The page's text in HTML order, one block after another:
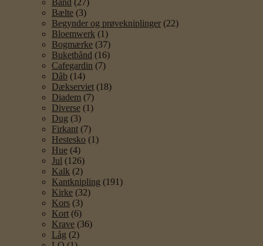
Bånd (27)
Bælte (3)
Begynder og prøvekniplinger (22)
Bloemwerk (1)
Bogmærke (37)
Buketbånd (16)
Cafegardin (7)
Dåb (14)
Dækserviet (18)
Diadem (7)
Diverse (1)
Dug (3)
Firkant (7)
Hestesko (1)
Hue (4)
Jul (126)
Kalk (2)
Kantknipling (191)
Kirke (32)
Kors (3)
Kort (6)
Krave (36)
Låg (2)